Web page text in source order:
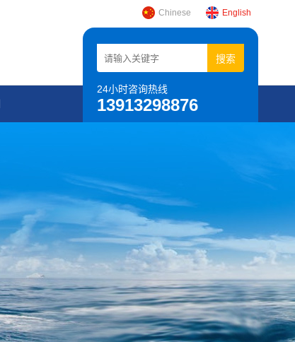
Chinese English
24小时咨询热线
13913298876